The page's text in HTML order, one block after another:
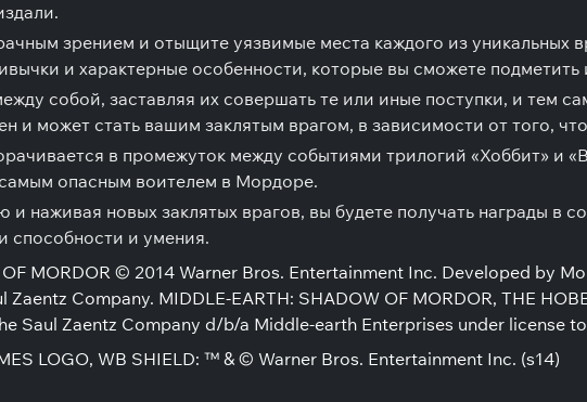
зрением и отыщите уязвимые места каждого из уникальных
и характерные особенности, которые вы сможете подметить
собой, заставляя их совершать те или иные поступки, и
и может стать вашим заклятым врагом, в зависимости от того,
в промежуток между событиями трилогий «Хоббит» и
самым опасным воителем в Мордоре.
и наживая новых заклятых врагов, вы будете получать награды в
способности и умения.
OF MORDOR © 2014 Warner Bros. Entertainment Inc. Developed by
Company. MIDDLE-EARTH: SHADOW OF MORDOR, THE
Saul Zaentz Company d/b/a Middle-earth Enterprises under license
LOGO, WB SHIELD: ™ & © Warner Bros. Entertainment Inc. (s14)